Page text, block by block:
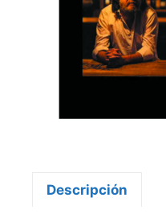
Descripción